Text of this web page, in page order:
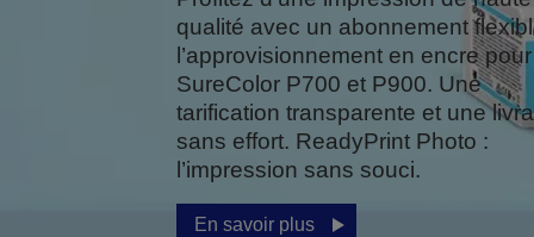
qualité avec un abonnement
l’approvisionnement en encre
SureColor P700 et P900. Une
tarification transparente et une
sans effort. ReadyPrint Photo :
l’impression sans souci.
En savoir plus